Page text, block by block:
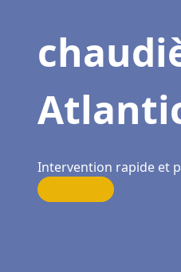
Intervention rapide et